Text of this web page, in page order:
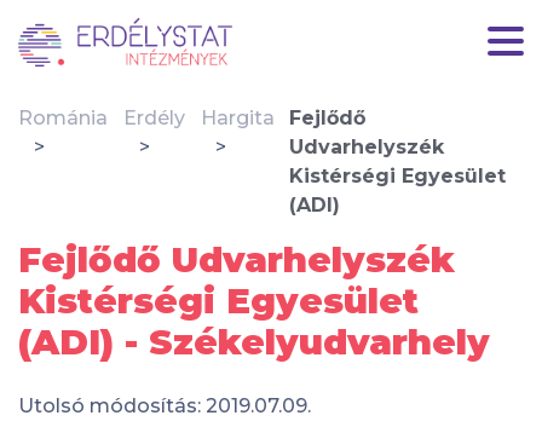
Románia Erdély Hargita
Fejlődő
Udvarhelyszék
Kistérségi Egyesület
(ADI)
Fejlődő Udvarhelyszék
Kistérségi Egyesület
(ADI) - Székelyudvarhely
Utolsó módosítás: 2019.07.09.